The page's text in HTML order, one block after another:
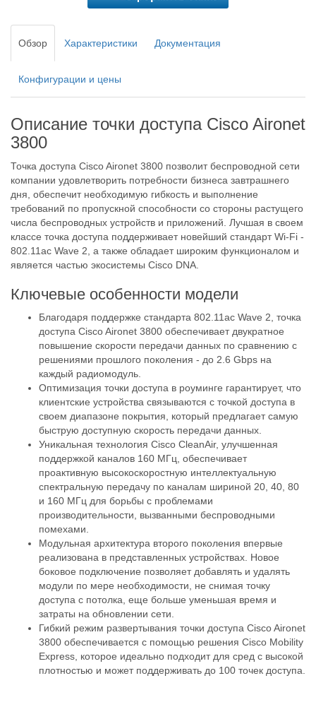
Обзор Характеристики Документация
Конфигурации и цены
Описание точки доступа Cisco Aironet
3800
Точка доступа Cisco Aironet 3800 позволит беспроводной сети
компании удовлетворить потребности бизнеса завтрашнего
дня, обеспечит необходимую гибкость и выполнение
требований по пропускной способности со стороны растущего
числа беспроводных устройств и приложений. Лучшая в своем
классе точка доступа поддерживает новейший стандарт Wi-Fi -
802.11ac Wave 2, а также обладает широким функционалом и
является частью экосистемы Cisco DNA.
Ключевые особенности модели
Благодаря поддержке стандарта 802.11ac Wave 2, точка
доступа Cisco Aironet 3800 обеспечивает двукратное
повышение скорости передачи данных по сравнению с
решениями прошлого поколения - до 2.6 Gbps на
каждый радиомодуль.
Оптимизация точки доступа в роуминге гарантирует, что
клиентские устройства связываются с точкой доступа в
своем диапазоне покрытия, который предлагает самую
быструю доступную скорость передачи данных.
Уникальная технология Cisco CleanAir, улучшенная
поддержкой каналов 160 МГц, обеспечивает
проактивную высокоскоростную интеллектуальную
спектральную передачу по каналам шириной 20, 40, 80
и 160 МГц для борьбы с проблемами
производительности, вызванными беспроводными
помехами.
Модульная архитектура второго поколения впервые
реализована в представленных устройствах. Новое
боковое подключение позволяет добавлять и удалять
модули по мере необходимости, не снимая точку
доступа с потолка, еще больше уменьшая время и
затраты на обновлении сети.
Гибкий режим развертывания точки доступа Cisco Aironet
3800 обеспечивается с помощью решения Cisco Mobility
Express, которое идеально подходит для сред с высокой
плотностью и может поддерживать до 100 точек доступа.